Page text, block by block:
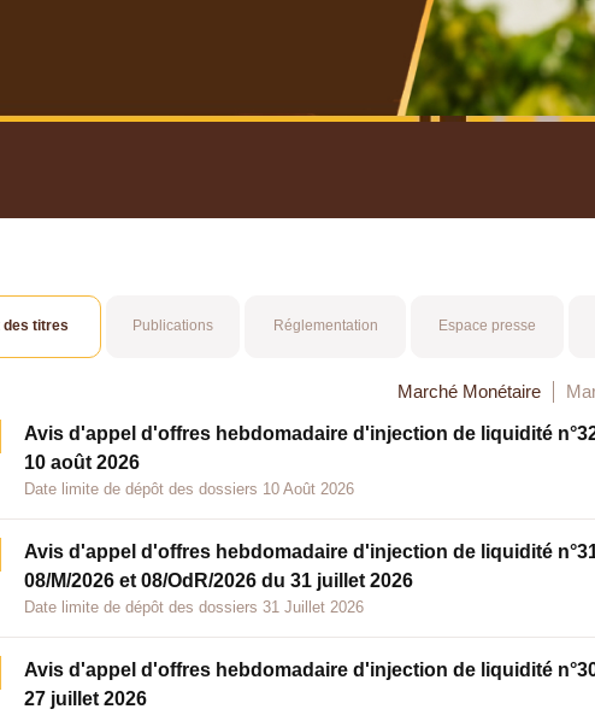
des titres Publications Réglementation Espace presse
Marché Monétaire
Avis d'appel d'offres hebdomadaire d'injection de liquidité
10 août 2026
Date limite de dépôt des dossiers 10 Août 2026
Avis d'appel d'offres hebdomadaire d'injection de liquidité
08/M/2026 et 08/OdR/2026 du 31 juillet 2026
Date limite de dépôt des dossiers 31 Juillet 2026
Avis d'appel d'offres hebdomadaire d'injection de liquidité
27 juillet 2026